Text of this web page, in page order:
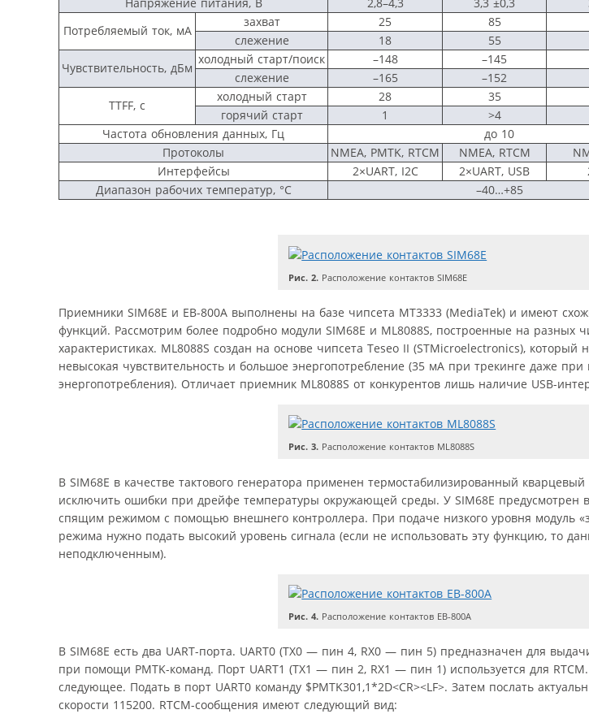
Напряжение питания, В
2,8–4,3 3,3 ±0,3
Потребляемый ток, мА
захват 25 85
слежение
18 55
Чувствительность, дБм
холодный старт/поиск –148 –145
слежение
–165 –152
TTFF, с
холодный старт 28 35
горячий старт
1 >4
Частота обновления данных, Гц
до 10
Протоколы
NMEA, PMTK, RTCM NMEA, RTCM
Интерфейсы
2×UART, I2C 2×UART, USB
Диапазон рабочих температур, °С
–40…+85
Рис. 2. Расположение контактов SIM68E
Приемники SIM68E и EB-800A выполнены на базе чипсета МТ3333 (MediaTek) и имеют
функций. Рассмотрим более подробно модули SIM68E и ML8088S, построенные на разных
характеристиках. ML8088S создан на основе чипсета Teseo II (STMicroelectronics), который
невысокая чувствительность и большое энергопотребление (35 мА при трекинге даже
энергопотребления). Отличает приемник ML8088S от конкурентов лишь наличие USB-
Рис. 3. Расположение контактов ML8088S
В SIM68E в качестве тактового генератора применен термостабилизированный кварцевый
исключить ошибки при дрейфе температуры окружающей среды. У SIM68E предусмотрен
спящим режимом с помощью внешнего контроллера. При подаче низкого уровня модуль
режима нужно подать высокий уровень сигнала (если не использовать эту функцию, то
неподключенным).
Рис. 4. Расположение контактов EB-800A
В SIM68E есть два UART-порта. UART0 (ТХ0 — пин 4, RX0 — пин 5) предназначен для
при помощи PMTK-команд. Порт UART1 (ТХ1 — пин 2, RX1 — пин 1) используется для
следующее. Подать в порт UART0 команду $PMTK301,1*2D<CR><LF>. Затем послать
скорости 115200. RTCM-сообщения имеют следующий вид: